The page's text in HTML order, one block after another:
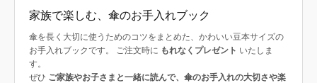
家族で楽しむ、傘のお手入れブック
傘を長く大切に使うためのコツをまとめた、かわいい豆本サイズの
お手入れブックです。 ご注文時に もれなくプレゼント いたしま
す。
ぜひ ご家族やお子さまと一緒に読んで、傘のお手入れの大切さや楽